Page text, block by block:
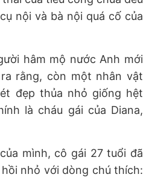
nội và bà nội quá cố của
hâm mộ nước Anh mới
rằng, còn một nhân vật
đẹp thủa nhỏ giống hệt
là cháu gái của Diana,
mình, cô gái 27 tuổi đã
nhỏ với dòng chú thích: